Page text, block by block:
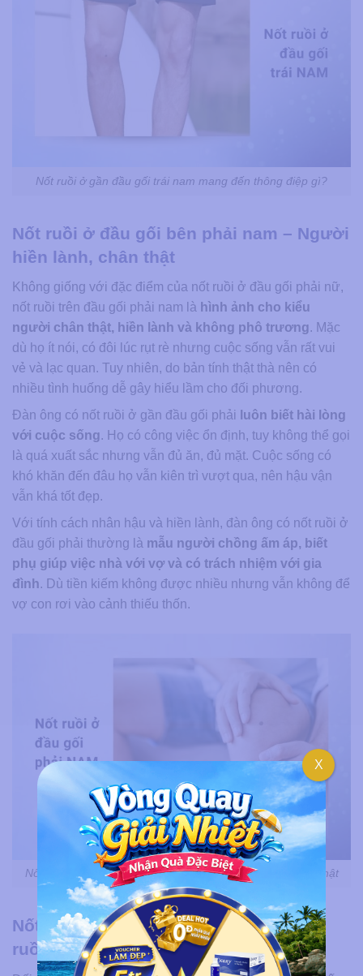
Nốt ruồi ở gần đầu gối trái nam mang đến thông điệp gì?
Nốt ruồi ở đầu gối bên phải nam – Người
hiền lành, chân thật
Không giống với đặc điểm của nốt ruồi ở đầu gối phải nữ,
nốt ruồi trên đầu gối phải nam là hình ảnh cho kiểu
người chân thật, hiền lành và không phô trương. Mặc
dù họ ít nói, có đôi lúc rụt rè nhưng cuộc sống vẫn rất vui
vẻ và lạc quan. Tuy nhiên, do bản tính thật thà nên có
nhiều tình huống dễ gây hiểu lầm cho đối phương.
Đàn ông có nốt ruồi ở gần đầu gối phải
luôn biết hài lòng
với cuộc sống. Họ có công việc ổn định, tuy không thể gọi
là quá xuất sắc nhưng vẫn đủ ăn, đủ mặt. Cuộc sống có
khó khăn đến đâu họ vẫn kiên trì vượt qua, nên hậu vận
vẫn khá tốt đẹp.
Với tính cách nhân hậu và hiền lành, đàn ông có nốt ruồi ở
đầu gối phải thường là mẫu người chồng ấm áp, biết
phụ giúp việc nhà với vợ và có trách nhiệm với gia
đình. Dù tiền kiếm không được nhiều nhưng vẫn không để
vợ con rơi vào cảnh thiếu thốn.
Nốt ruồi ở đầu gối bên phải nam – Người hiền lành, chân thật
Nốt ruồi ở phía sau đầu gối nam – Nốt
ruồi xấu, nên xóa ngay
X